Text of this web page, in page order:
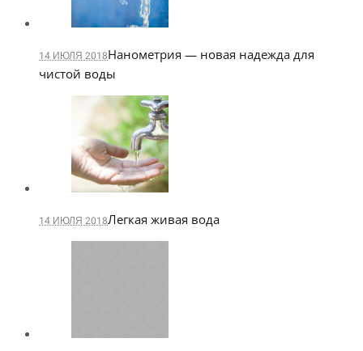
14 ИЮЛЯ 2018Нанометрия — новая надежда для
чистой воды
14 ИЮЛЯ 2018Легкая живая вода